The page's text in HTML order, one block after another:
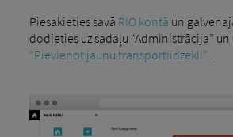
Piesakieties savā RIO kontā un
dodieties uz sadaļu “Administrācija”
“Pievienot jaunu transportlīdzekli” .